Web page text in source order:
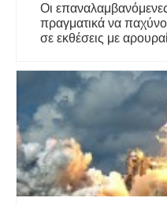
Οι
πραγματικά να
σε εκθέσεις με